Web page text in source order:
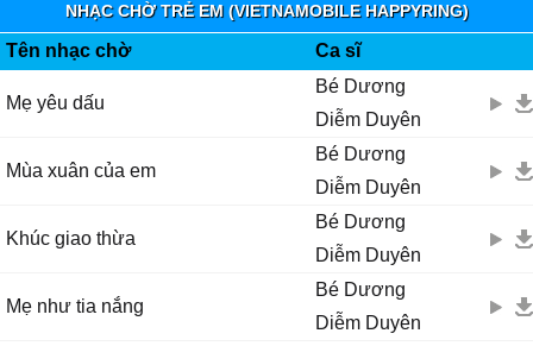
NHẠC CHỜ TRẺ EM (VIETNAMOBILE HAPPYRING)
Tên nhạc chờ Ca sĩ
Mẹ yêu dấu
Bé Dương
Diễm Duyên
Mùa xuân của em
Bé Dương
Diễm Duyên
Khúc giao thừa
Bé Dương
Diễm Duyên
Mẹ như tia nắng
Bé Dương
Diễm Duyên